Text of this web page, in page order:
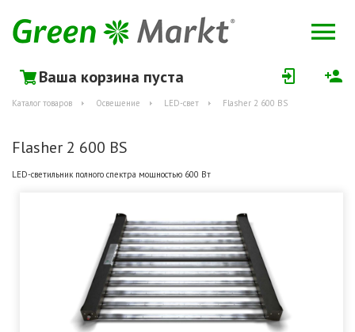
Ваша корзина пуста
Каталог товаров Освещение LED-свет Flasher 2 600 BS
Flasher 2 600 BS
LED-светильник полного спектра мощностью 600 Вт